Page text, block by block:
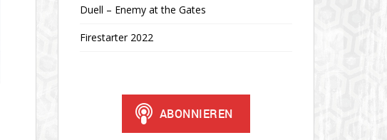
Duell – Enemy at the Gates
Firestarter 2022